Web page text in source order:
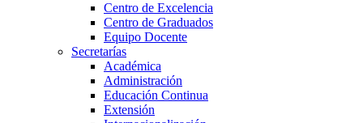
Centro de Excelencia
Centro de Graduados
Equipo Docente
Secretarías
Académica
Administración
Educación Continua
Extensión